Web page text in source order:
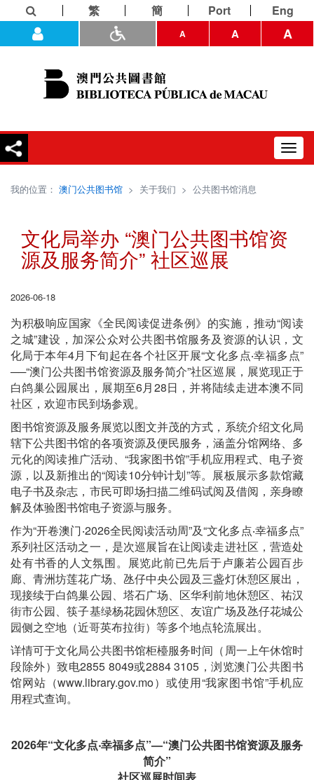
繁 簡 Port Eng
A A A
我的位置： 澳门公共图书馆 > 关于我们 > 公共图书馆消息
文化局举办 “澳门公共图书馆资
源及服务简介” 社区巡展
2026-06-18
为积极响应国家《全民阅读促进条例》的实施，推动“阅读
之城”建设，加深公众对公共图书馆服务及资源的认识，文
化局于本年4月下旬起在各个社区开展“文化多点‧幸福多点”
──“澳门公共图书馆资源及服务简介”社区巡展，展览现正于
白鸽巢公园展出，展期至6月28日，并将陆续走进本澳不同
社区，欢迎市民到场参观。
图书馆资源及服务展览以图文并茂的方式，系统介绍文化局
辖下公共图书馆的各项资源及便民服务，涵盖分馆网络、多
元化的阅读推广活动、“我家图书馆”手机应用程式、电子资
源，以及新推出的“阅读10分钟计划”等。展板展示多款馆藏
电子书及杂志，市民可即场扫描二维码试阅及借阅，亲身瞭
解及体验图书馆电子资源与服务。
作为“开卷澳门‧2026全民阅读活动周”及“文化多点‧幸福多点”
系列社区活动之一，是次巡展旨在让阅读走进社区，营造处
处有书香的人文氛围。展览此前已先后于卢廉若公园百步
廊、青洲坊莲花广场、氹仔中央公园及三盏灯休憩区展出，
现接续于白鸽巢公园、塔石广场、区华利前地休憩区、祐汉
街市公园、筷子基绿杨花园休憩区、友谊广场及氹仔花城公
园侧之空地（近哥英布拉街）等多个地点轮流展出。
详情可于文化局公共图书馆柜檯服务时间（周一上午休馆时
段除外）致电2855 8049或2884 3105，浏览澳门公共图书
馆网站（www.library.gov.mo）或使用“我家图书馆”手机应
用程式查询。
2026年“文化多点‧幸福多点”—“澳门公共图书馆资源及服务
简介”
社区巡展时间表